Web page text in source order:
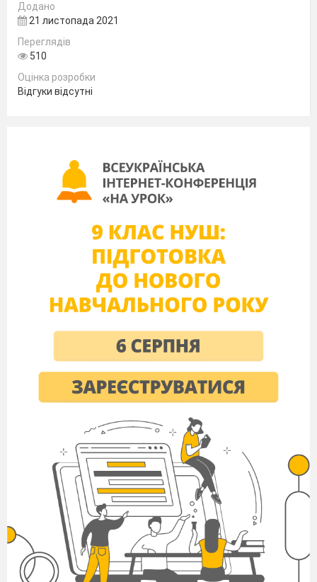
Додано
21 листопада 2021
Переглядів
510
Оцінка розробки
Відгуки відсутні